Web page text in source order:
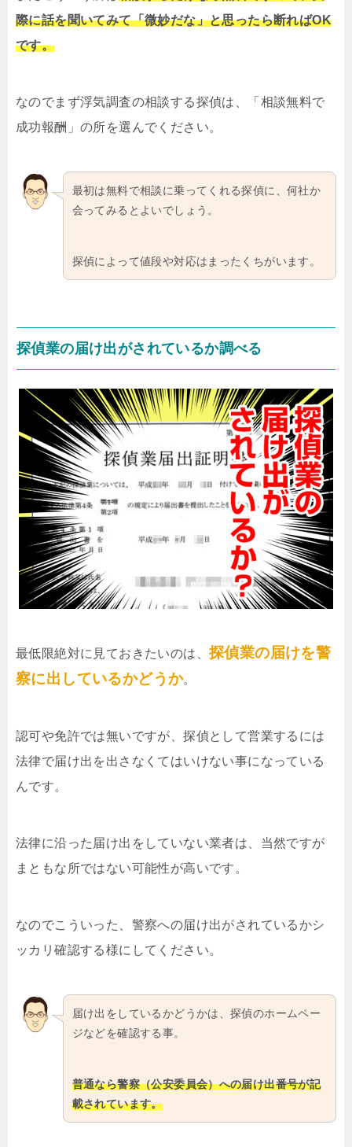
際に話を聞いてみて「微妙だな」と思ったら断ればOK
です。
なのでまず浮気調査の相談する探偵は、「相談無料で
成功報酬」の所を選んでください。
最初は無料で相談に乗ってくれる探偵に、何社か
会ってみるとよいでしょう。
探偵によって値段や対応はまったくちがいます。
探偵業の届け出がされているか調べる
最低限絶対に見ておきたいのは、 探偵業の届けを警
察に出しているかどうか。
認可や免許では無いですが、探偵として営業するには
法律で届け出を出さなくてはいけない事になっている
んです。
法律に沿った届け出をしていない業者は、当然ですが
まともな所ではない可能性が高いです。
なのでこういった、警察への届け出がされているかシ
ッカリ確認する様にしてください。
届け出をしているかどうかは、探偵のホームペー
ジなどを確認する事。
普通なら警察（公安委員会）への届け出番号が記
載されています。